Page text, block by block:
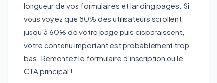
longueur de vos formulaires et landing pages. Si
vous voyez que 80% des utilisateurs scrollent
jusqu'à 60% de votre page puis disparaissent,
votre contenu important est probablement trop
bas. Remontez le formulaire d'inscription ou le
CTA principal !